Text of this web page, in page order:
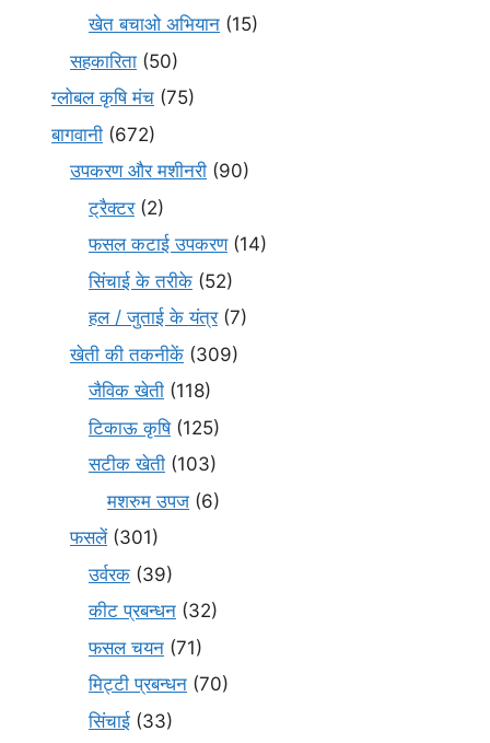
खेत बचाओ अभियान (15)
सहकारिता (50)
ग्लोबल कृषि मंच (75)
बागवानी (672)
उपकरण और मशीनरी (90)
ट्रैक्टर(2)
फसल कटाई उपकरण(14)
सिंचाई के तरीके (52)
हल / जुताई के यंत्र(7)
खेती की तकनीकें (309)
जैविक खेती (118)
टिकाऊ कृषि(125)
सटीक खेती (103)
मशरुम उपज (6)
फसलें(301)
उर्वरक (39)
कीट प्रबन्धन (32)
फसल चयन (71)
मि‌ट्टी प्रबन्धन (70)
सिंचाई (33)